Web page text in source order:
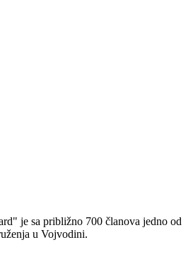
je sa približno 700 članova jedno od
u Vojvodini.